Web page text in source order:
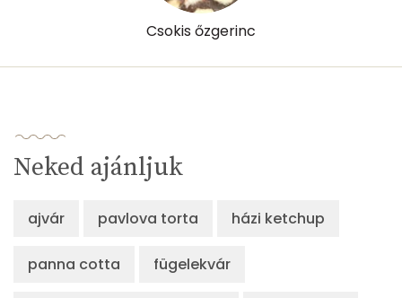
Csokis őzgerinc
Neked ajánljuk
ajvár pavlova torta házi ketchup
panna cotta fügelekvár